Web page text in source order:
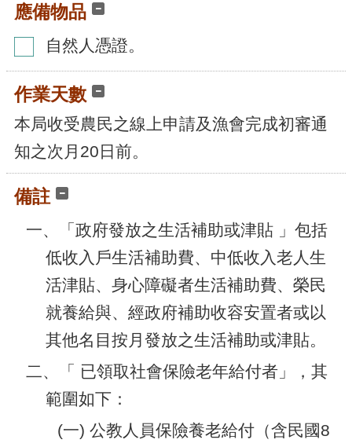
應備物品
自然人憑證。
作業天數
本局收受農民之線上申請及漁會完成初審通
知之次月20日前。
備註
一、「政府發放之生活補助或津貼 」包括
低收入戶生活補助費、中低收入老人生
活津貼、身心障礙者生活補助費、榮民
就養給與、經政府補助收容安置者或以
其他名目按月發放之生活補助或津貼。
二、「 已領取社會保險老年給付者」，其
範圍如下：
(一) 公教人員保險養老給付（含民國8